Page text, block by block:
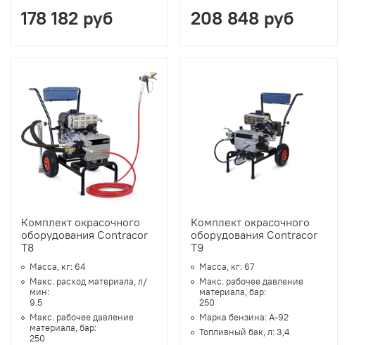
178 182 руб 208 848 руб
Комплект окрасочного
оборудования Contracor
T8
Масса, кг: 64
Макс. расход материала, л/
мин:
9.5
Макс. рабочее давление
материала, бар:
250
Комплект окрасочного
оборудования Contracor
T9
Масса, кг: 67
Макс. рабочее давление
материала, бар:
250
Марка бензина:А-92
Топливный бак, л:3,4